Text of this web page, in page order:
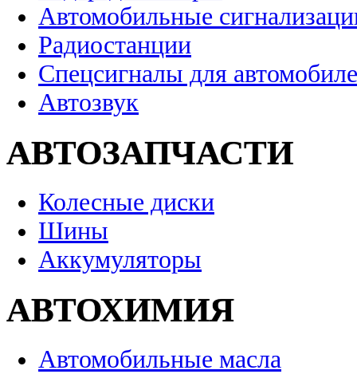
Автомобильные
Радиостанции
Спецсигналы для
Автозвук
АВТОЗАПЧАСТИ
Колесные диски
Шины
Аккумуляторы
АВТОХИМИЯ
Автомобильные масла